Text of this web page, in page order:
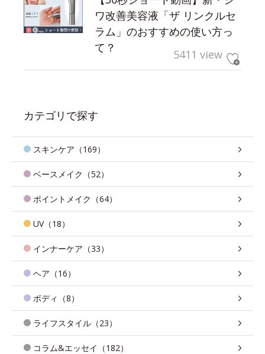
ワ改善美容液「ザ リンクルセ
ラム」のおすすめの使い方っ
て？
5411 view
カテゴリで探す
スキンケア（169）
ベースメイク（52）
ポイントメイク（64）
UV（18）
インナーケア（33）
ヘア（16）
ボディ（8）
ライフスタイル（23）
コラム&エッセイ（182）